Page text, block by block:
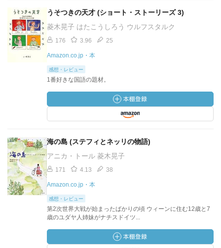
うそつきの天才 (ショート・ストーリーズ 3)
菱木晃子 はたこうしろう ウルフスタルク
176 3.96 25
Amazon.co.jp・本
感想・レビュー
1番好きな国語の題材。
海の島 (ステフィとネッリの物語)
アニカ・トール 菱木晃子
171 4.13 38
Amazon.co.jp・本
感想・レビュー
第2次世界大戦が始まったばかりの頃 ウィーンに住む12歳と7
歳のユダヤ人姉妹がナチスドイツ...